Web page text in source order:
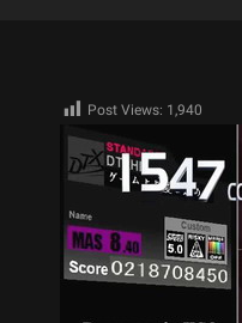
Post Views: 1,940